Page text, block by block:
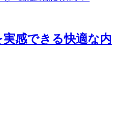
実感できる快適な内